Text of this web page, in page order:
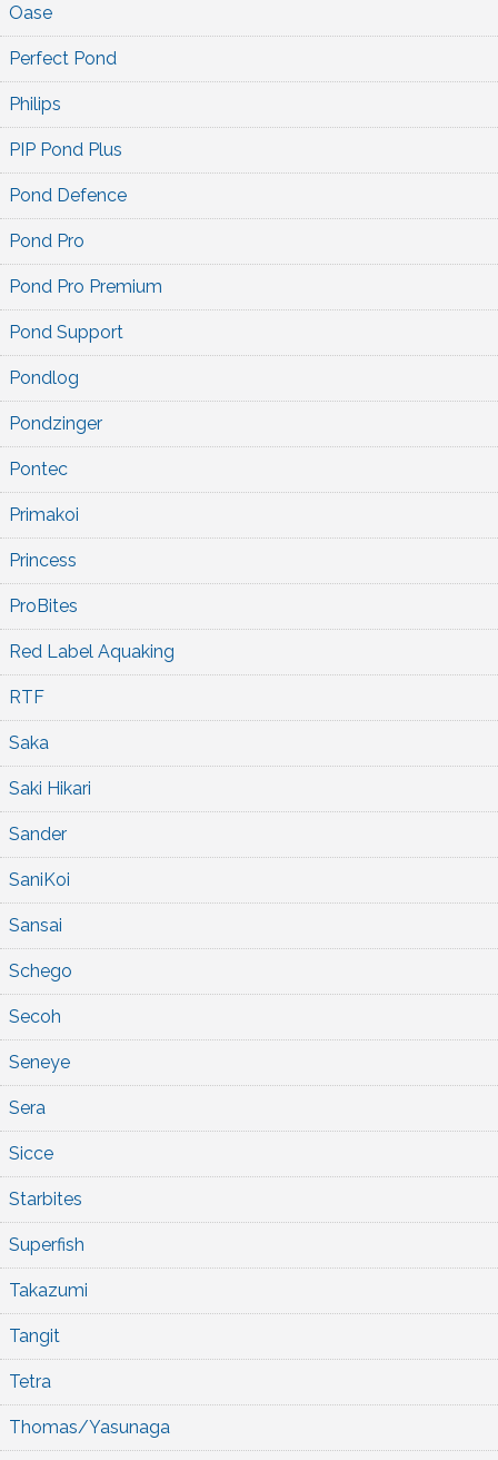
Oase
Perfect Pond
Philips
PIP Pond Plus
Pond Defence
Pond Pro
Pond Pro Premium
Pond Support
Pondlog
Pondzinger
Pontec
Primakoi
Princess
ProBites
Red Label Aquaking
RTF
Saka
Saki Hikari
Sander
SaniKoi
Sansai
Schego
Secoh
Seneye
Sera
Sicce
Starbites
Superfish
Takazumi
Tangit
Tetra
Thomas/Yasunaga